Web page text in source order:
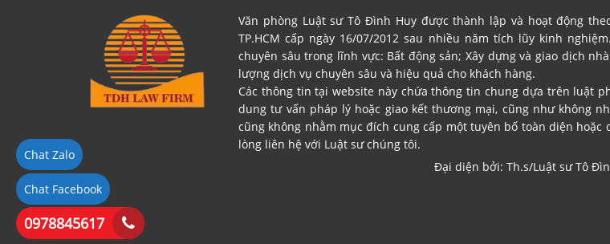
Văn phòng Luật sư Tô Đình Huy được thành lập và hoạt động
TP.HCM cấp ngày 16/07/2012 sau nhiều năm tích lũy kinh
chuyên sâu trong lĩnh vực: Bất động sản; Xây dựng và giao dịch
lượng dịch vụ chuyên sâu và hiệu quả cho khách hàng.
Các thông tin tại website này chứa thông tin chung dựa trên luật
dung tư vấn pháp lý hoặc giao kết thương mại, cũng như không
cũng không nhằm mục đích cung cấp một tuyên bố toàn diện
lòng liên hệ với Luật sư chúng tôi.
Đại diện bởi: Th.s/Luật sư Tô
Chat Facebook
Chat Zalo
0978845617